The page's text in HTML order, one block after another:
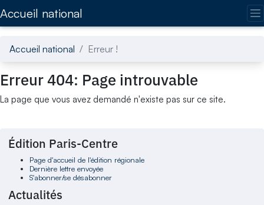
Accueil national
Accueil national Erreur !
Erreur 404: Page introuvable
La page que vous avez demandé n'existe pas sur ce site.
Édition Paris-Centre
Page d'accueil de l'édition régionale
Dernière lettre envoyée
S'abonner/se désabonner
Actualités